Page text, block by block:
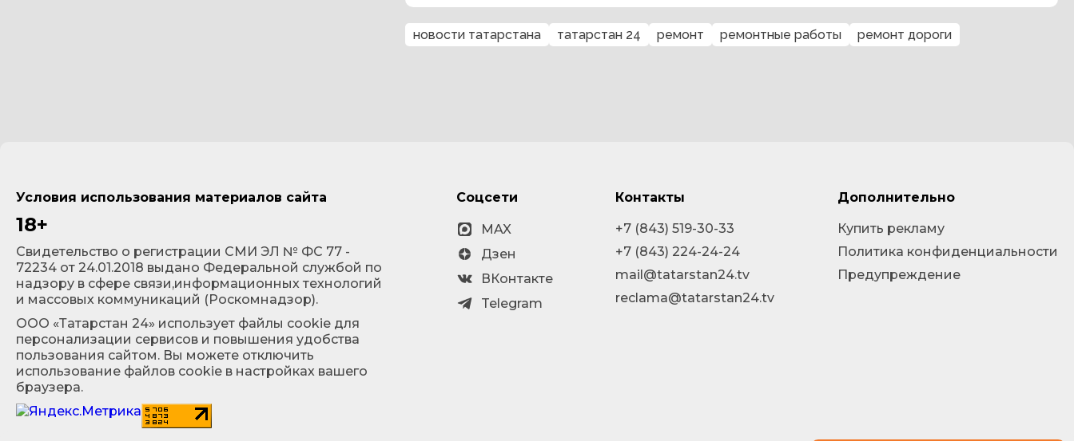
новости татарстана татарстан 24 ремонт ремонтные работы ремонт дороги
Условия использования материалов сайта
18+
Cвидетельство о регистрации СМИ ЭЛ № ФС 77 -
72234 от 24.01.2018 выдано Федеральной службой по
надзору в сфере связи,информационных технологий
и массовых коммуникаций (Роскомнадзор).
ООО «Татарстан 24» использует файлы cookie для
персонализации сервисов и повышения удобства
пользования сайтом. Вы можете отключить
использование файлов cookie в настройках вашего
браузера.
Соцсети
MAX
Дзен
ВКонтакте
Telegram
Контакты
+7 (843) 519-30-33
+7 (843) 224-24-24
mail@tatarstan24.tv
reclama@tatarstan24.tv
Дополнительно
Купить рекламу
Политика конфиденциальности
Предупреждение